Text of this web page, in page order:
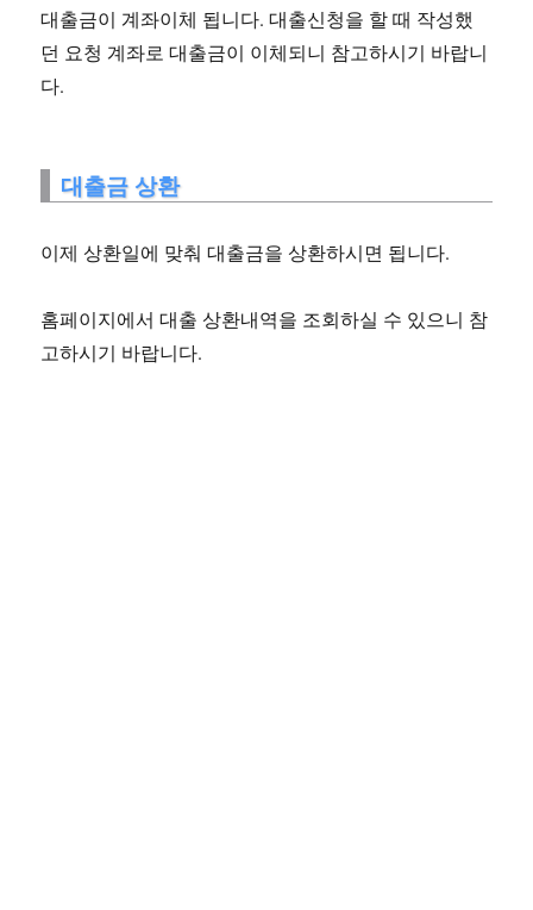
대출금이 계좌이체 됩니다. 대출신청을 할 때 작성했
던 요청 계좌로 대출금이 이체되니 참고하시기 바랍니
다.
대출금 상환
이제 상환일에 맞춰 대출금을 상환하시면 됩니다.
홈페이지에서 대출 상환내역을 조회하실 수 있으니 참
고하시기 바랍니다.